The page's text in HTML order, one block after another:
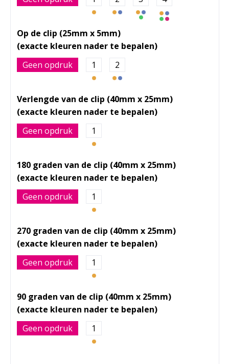
Op de clip (25mm x 5mm)
Geen opdruk 1 2
Verlengde van de clip (40mm x 25mm)
Geen opdruk 1
180 graden van de clip (40mm x 25mm)
Geen opdruk 1
270 graden van de clip (40mm x 25mm)
Geen opdruk 1
90 graden van de clip (40mm x 25mm)
Geen opdruk 1